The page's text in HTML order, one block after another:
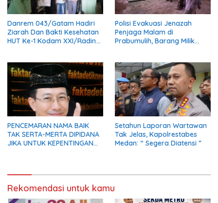
Danrem 043/Gatam Hadiri
Ziarah Dan Bakti Kesehatan
HUT Ke-1 Kodam XXI/Radin
Polisi Evakuasi Jenazah
Penjaga Malam di
Prabumulih, Barang Milik
PENCEMARAN NAMA BAIK
TAK SERTA-MERTA DIPIDANA
JIKA UNTUK KEPENTINGAN
Setahun Laporan Wartawan
Tak Jelas, Kapolrestabes
Medan: “ Segera Diatensi ”
Rekomendasi untuk kamu